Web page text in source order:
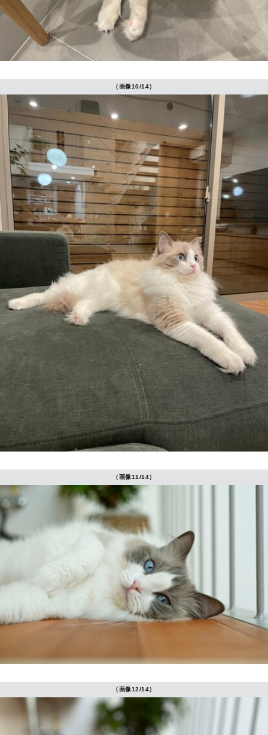
（画像10/14）
（画像11/14）
（画像12/14）